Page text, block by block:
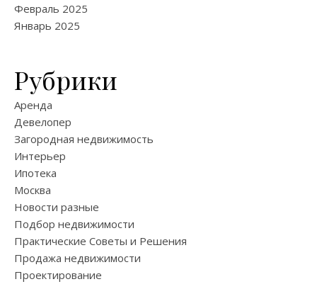
Февраль 2025
Январь 2025
Рубрики
Аренда
Девелопер
Загородная недвижимость
Интерьер
Ипотека
Москва
Новости разные
Подбор недвижимости
Практические Советы и Решения
Продажа недвижимости
Проектирование